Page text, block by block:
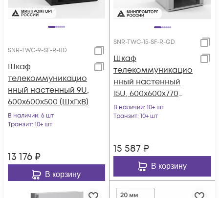
SNR-TWC-9-SF-R-BD
Шкаф
телекоммуникацио
нный настенный 9U,
600х600х500 (ШхГхВ)
В наличии: 6 шт
Транзит: 10+ шт
13 176 ₽
В корзину
SNR-TWC-15-SF-R-GD
Шкаф
телекоммуникацио
нный настенный
15U, 600х600х770
(ШхГхВ)
В наличии: 10+ шт
Транзит: 10+ шт
15 587 ₽
В корзину